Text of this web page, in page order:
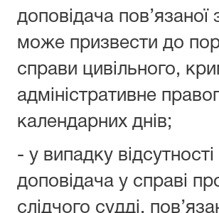
доповідача
може призвести до
справи цивільного,
адміністративне
календарних днів;
- у випадку відсутності
доповідача у справі
слідчого судді,